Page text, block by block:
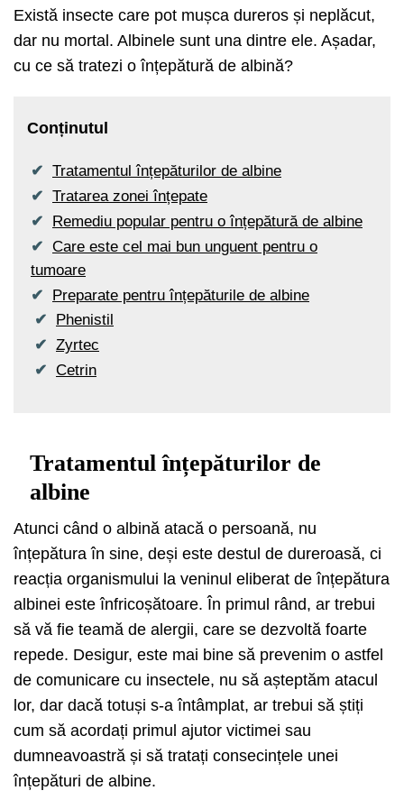
Există insecte care pot mușca dureros și neplăcut,
dar nu mortal. Albinele sunt una dintre ele. Așadar,
cu ce să tratezi o înțepătură de albină?
Conținutul
Tratamentul înțepăturilor de albine
Tratarea zonei înțepate
Remediu popular pentru o înțepătură de albine
Care este cel mai bun unguent pentru o
tumoare
Preparate pentru înțepăturile de albine
Phenistil
Zyrtec
Cetrin
Tratamentul înțepăturilor de
albine
Atunci când o albină atacă o persoană, nu
înțepătura în sine, deși este destul de dureroasă, ci
reacția organismului la veninul eliberat de înțepătura
albinei este înfricoșătoare. În primul rând, ar trebui
să vă fie teamă de alergii, care se dezvoltă foarte
repede. Desigur, este mai bine să prevenim o astfel
de comunicare cu insectele, nu să așteptăm atacul
lor, dar dacă totuși s-a întâmplat, ar trebui să știți
cum să acordați primul ajutor victimei sau
dumneavoastră și să tratați consecințele unei
înțepături de albine.